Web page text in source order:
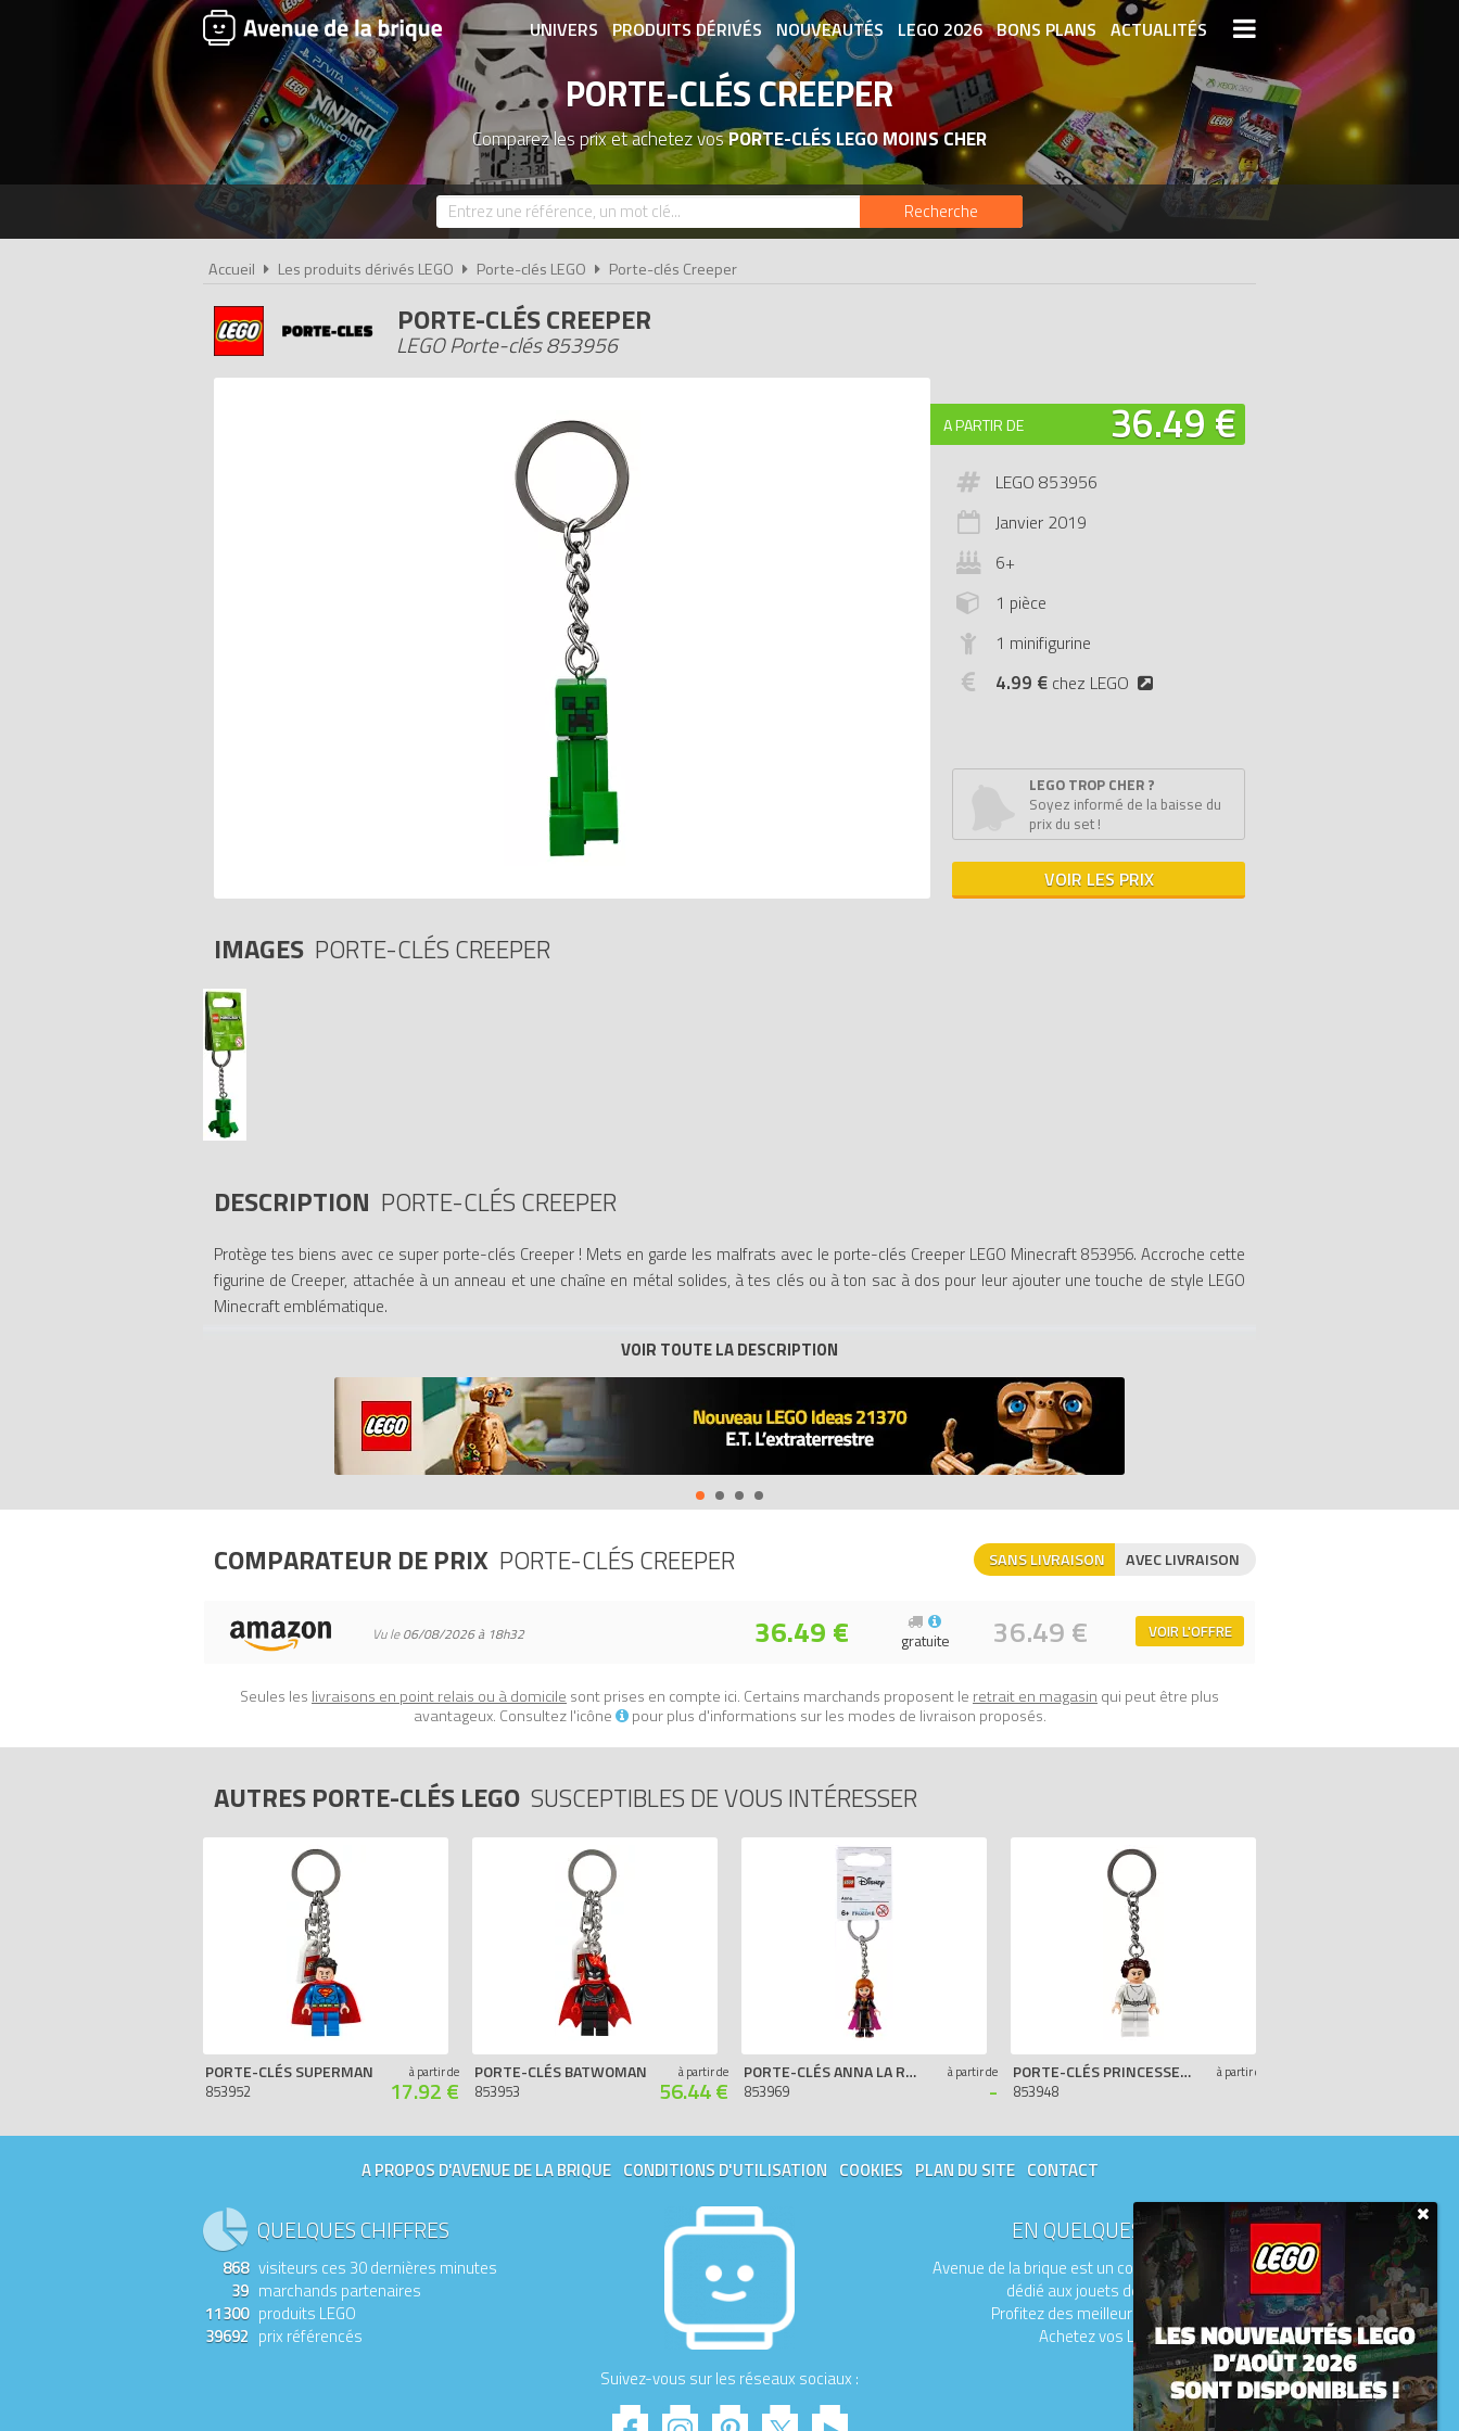
UNIVERS PRODUITS DÉRIVÉS NOUVEAUTÉS LEGO 2026 BONS PLANS ACTUALITÉS
ASSOCIATIONS DE FANS EXPOSITIONS LEGO LEGO LES PLUS CHERS
DERNIERS LEGO AJOUTÉS
PORTE-CLÉS CREEPER
Comparez les prix et achetez vosPORTE-CLÉS LEGO MOINS CHER
Recherche
Accueil Les produits dérivés LEGO Porte-clés LEGO Porte-clés Creeper
PORTE-CLÉS CREEPER
LEGO Porte-clés 853956
A PARTIR DE 36.49 €
LEGO 853956
Janvier 2019
6+
1 pièce
1 minifigurine
4.99 € chez LEGO
LEGO TROP CHER ?
Soyez informé de la baisse du
prix du set !
VOIR LES PRIX
IMAGES PORTE-CLÉS CREEPER
DESCRIPTION PORTE-CLÉS CREEPER
Protège tes biens avec ce super porte-clés Creeper ! Mets en garde les malfrats avec le porte-clés Creeper LEGO Minecraft 853956. Accroche cette
figurine de Creeper, attachée à un anneau et une chaîne en métal solides, à tes clés ou à ton sac à dos pour leur ajouter une touche de style LEGO
Minecraft emblématique.
- Comprend une figurine Creeper LEGO Minecraft attachée à un anneau et une chaîne en métal solides.
- La figurine ne peut pas être détachée de la chaîne en métal.
LEGO Porte-clés 853956 Porte-clés Creeper ()
sur Avenue de la brique, comparateur de prix 100% LEGO.
Code EAN du LEGO Porte-clés 853956 : 0673419306089.
COMPARATEUR DE PRIX PORTE-CLÉS CREEPER SANS LIVRAISON AVEC LIVRAISON
Vu le06/08/2026 à 18h32 36.49 € 36.49 € VOIR L'OFFRE
gratuite
Seules les livraisons en point relais ou à domicile sont prises en compte ici. Certains marchands proposent le retrait en magasin qui peut être plus
avantageux. Consultez l'icône
pour plus d'informations sur les modes de livraison proposés.
AUTRES PORTE-CLÉS LEGO SUSCEPTIBLES DE VOUS INTÉRESSER
PORTE-CLÉS SUPERMAN
853952
à partir de
17.92 €
PORTE-CLÉS BATWOMAN
853953
à partir de
56.44 €
PORTE-CLÉS ANNA LA REINE DES NEIGES 2
853969
à partir de
-
PORTE-CLÉS PRINCESSE LEIA
853948
à partir de
A PROPOS D'AVENUE DE LA BRIQUE CONDITIONS D'UTILISATION COOKIES PLAN DU SITE CONTACT
EN QUELQUES MOTS
Avenue de la brique est un comparateur de prix
dédié aux jouets de la marque LEGO.
Profitez des meilleurs prix du moment.
Achetez vos LEGO moins chers.
QUELQUES CHIFFRES
868 visiteurs ces 30 dernières minutes
39 marchands partenaires
11300 produits LEGO
39692 prix référencés
Suivez-vous sur les réseaux sociaux :